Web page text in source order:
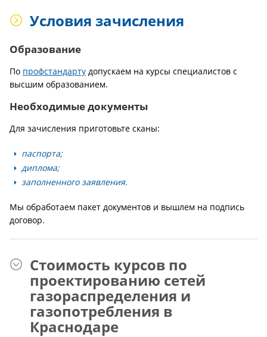
Условия зачисления
Образование
По профстандарту допускаем на курсы специалистов с
высшим образованием.
Необходимые документы
Для зачисления приготовьте сканы:
паспорта;
диплома;
заполненного заявления.
Мы обработаем пакет документов и вышлем на подпись
договор.
Стоимость курсов по
проектированию сетей
газораспределения и
газопотребления в
Краснодаре